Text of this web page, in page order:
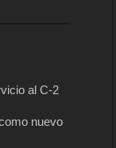
al C-2
nuevo